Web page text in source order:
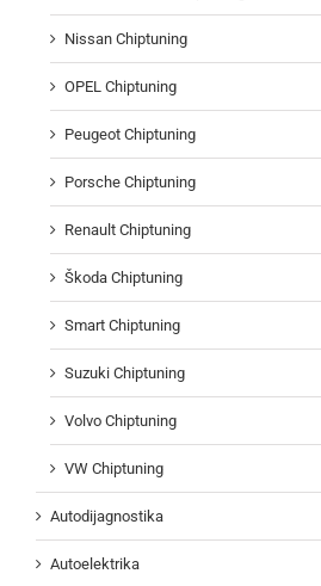
Nissan Chiptuning
OPEL Chiptuning
Peugeot Chiptuning
Porsche Chiptuning
Renault Chiptuning
Škoda Chiptuning
Smart Chiptuning
Suzuki Chiptuning
Volvo Chiptuning
VW Chiptuning
Autodijagnostika
Autoelektrika